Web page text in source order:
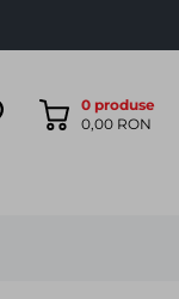
0produse
0,00 RON